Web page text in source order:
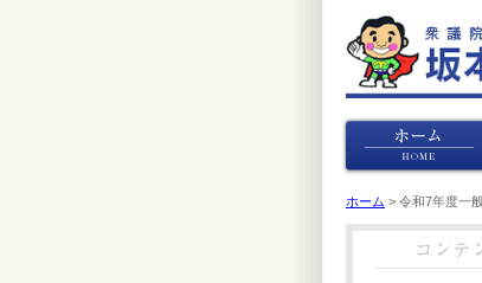
ホーム > 令和7年度一